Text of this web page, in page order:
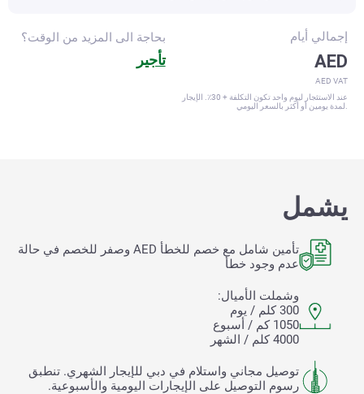
إجمالي أيام
AED
AED VAT
عند الاستئجار ليوم واحد تكون التكلفة + 30٪. الإيجار
بحاجة الى المزيد من الوقت؟
تأجير
يشمل
تأمين شامل مع خصم للخطأ
AED وصفر للخصم في حالة
عدم وجود خطأ
وشملت الأميال:
300 كلم / يوم
1050 كم / أسبوع
4000 كلم / الشهر
توصيل مجاني واستلام في دبي للإيجار الشهري. تنطبق
رسوم التوصيل على الإيجارات اليومية والأسبوعية.